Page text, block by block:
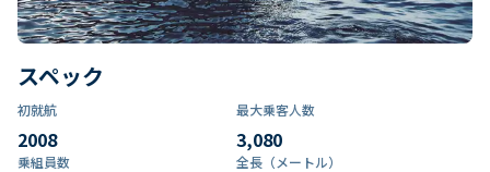
スペック
初就航
2008
最大乗客人数
3,080
乗組員数​ 全長（メートル）